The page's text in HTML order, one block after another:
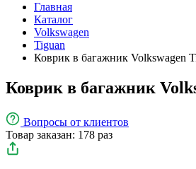
Главная
Каталог
Volkswagen
Tiguan
Коврик в багажник Volkswagen
Коврик в багажник
Вопросы от клиентов
Товар заказан: 178 раз